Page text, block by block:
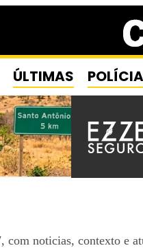
ÚLTIMAS POLÍCIA
com noticias, contexto e